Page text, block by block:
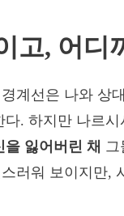
고, 어디
계선은 나와 상
. 하지만 나르
을 잃어버린 채 그
러워 보이지만,